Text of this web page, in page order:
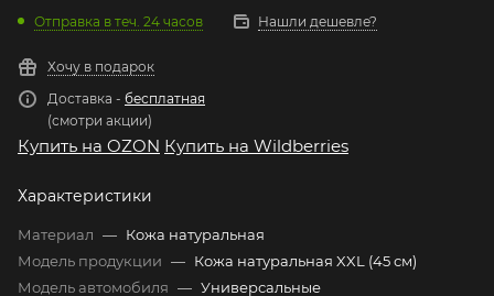
Отправка в теч. 24 часов Нашли дешевле?
Хочу в подарок
Доставка - бесплатная
(смотри акции)
Купить на OZON Купить на Wildberries
Характеристики
Материал — Кожа натуральная
Модель продукции — Кожа натуральная XXL (45 см)
Модель автомобиля — Универсальные